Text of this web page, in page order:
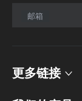
邮箱
更多链接